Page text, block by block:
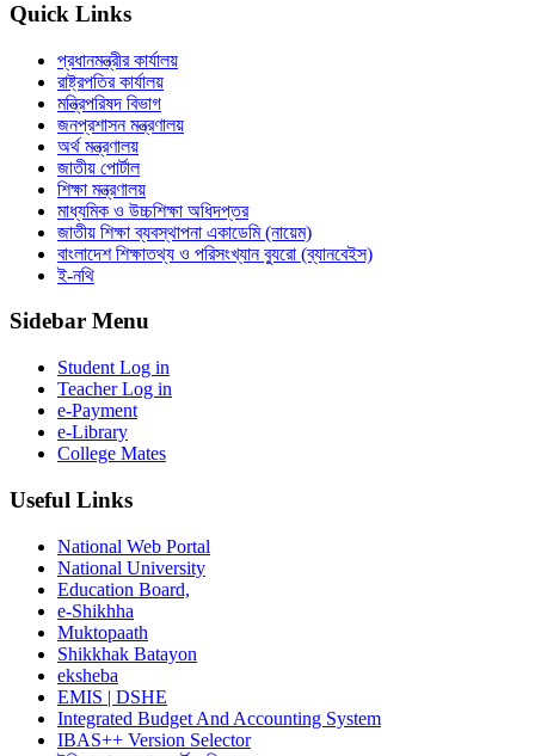
Quick Links
প্রধানমন্ত্রীর কার্যালয়
রাষ্ট্রপতির কার্যালয়
মন্ত্রিপরিষদ বিভাগ
জনপ্রশাসন মন্ত্রণালয়
অর্থ মন্ত্রণালয়
জাতীয় পোর্টাল
শিক্ষা মন্ত্রণালয়
মাধ্যমিক ও উচ্চশিক্ষা অধিদপ্তর
জাতীয় শিক্ষা ব্যবস্থাপনা একাডেমি (নায়েম)
বাংলাদেশ শিক্ষাতথ্য ও পরিসংখ্যান ব্যুরো (ব্যানবেইস)
ই-নথি
Sidebar Menu
Student Log in
Teacher Log in
e-Payment
e-Library
College Mates
Useful Links
National Web Portal
National University
Education Board,
e-Shikhha
Muktopaath
Shikkhak Batayon
eksheba
EMIS | DSHE
Integrated Budget And Accounting System
IBAS++ Version Selector